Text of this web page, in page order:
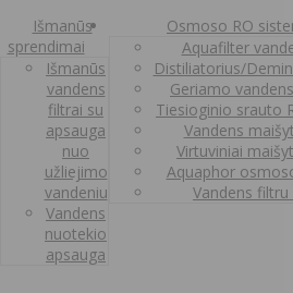
Išmanūs
sprendimai
Išmanūs
vandens
filtrai su
apsauga
nuo
užliejimo
vandeniu
Vandens
nuotekio
apsauga
Osmoso RO
Aquafilter
Distiliatorius/
Geriamo
Tiesioginio srauto
Vandens
Virtuviniai
Aquaphor
Vandens filtru